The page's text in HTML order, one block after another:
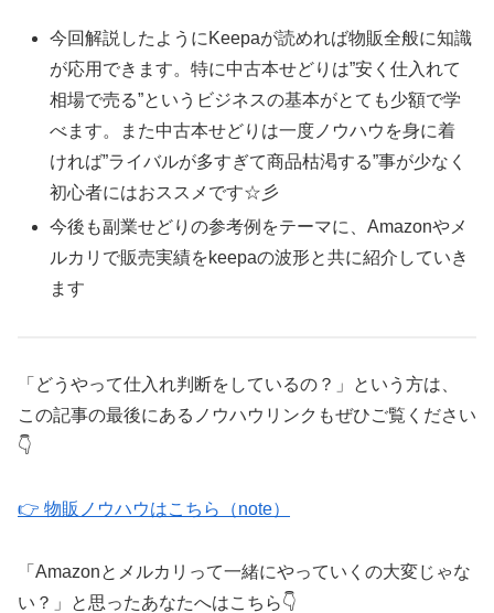
今回解説したようにKeepaが読めれば物販全般に知識
が応用できます。特に中古本せどりは”安く仕入れて
相場で売る”というビジネスの基本がとても少額で学
べます。また中古本せどりは一度ノウハウを身に着
ければ”ライバルが多すぎて商品枯渇する”事が少なく
初心者にはおススメです☆彡
今後も副業せどりの参考例をテーマに、Amazonやメ
ルカリで販売実績をkeepaの波形と共に紹介していき
ます
「どうやって仕入れ判断をしているの？」という方は、
この記事の最後にあるノウハウリンクもぜひご覧ください
👇
👉 物販ノウハウはこちら（note）
「Amazonとメルカリって一緒にやっていくの大変じゃな
い？」と思ったあなたへはこちら👇